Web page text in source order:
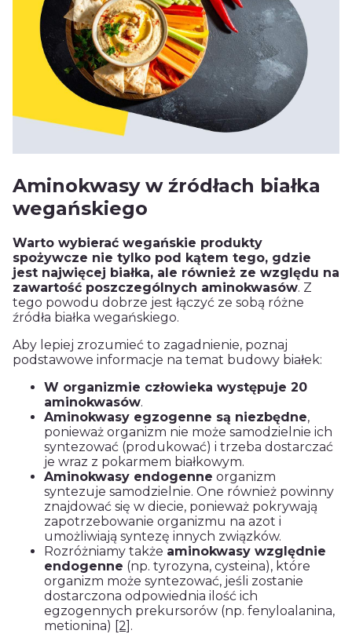
Aminokwasy w źródłach białka
wegańskiego
Warto wybierać wegańskie produkty
spożywcze nie tylko pod kątem tego, gdzie
jest najwięcej białka, ale również ze względu na
zawartość poszczególnych aminokwasów. Z
tego powodu dobrze jest łączyć ze sobą różne
źródła białka wegańskiego.
Aby lepiej zrozumieć to zagadnienie, poznaj
podstawowe informacje na temat budowy białek:
W organizmie człowieka występuje 20
aminokwasów.
Aminokwasy egzogenne są niezbędne,
ponieważ organizm nie może samodzielnie ich
syntezować (produkować) i trzeba dostarczać
je wraz z pokarmem białkowym.
Aminokwasy endogenne organizm
syntezuje samodzielnie. One również powinny
znajdować się w diecie, ponieważ pokrywają
zapotrzebowanie organizmu na azot i
umożliwiają syntezę innych związków.
Rozróżniamy także aminokwasy względnie
endogenne (np. tyrozyna, cysteina), które
organizm może syntezować, jeśli zostanie
dostarczona odpowiednia ilość ich
egzogennych prekursorów (np. fenyloalanina,
metionina) [2] .